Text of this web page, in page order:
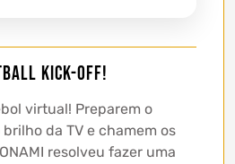
Kick-Off!
virtual! Preparem o
da TV e chamem os
resolveu fazer uma